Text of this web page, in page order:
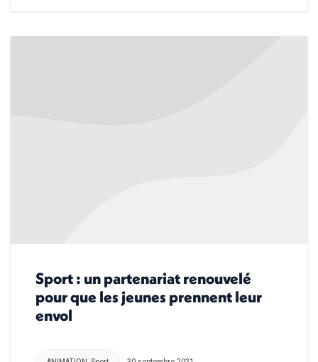
Sport : un partenariat renouvelé
pour que les jeunes prennent leur
envol